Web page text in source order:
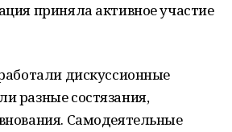
приняла активное участие
дискуссионные
разные состязания,
Самодеятельные